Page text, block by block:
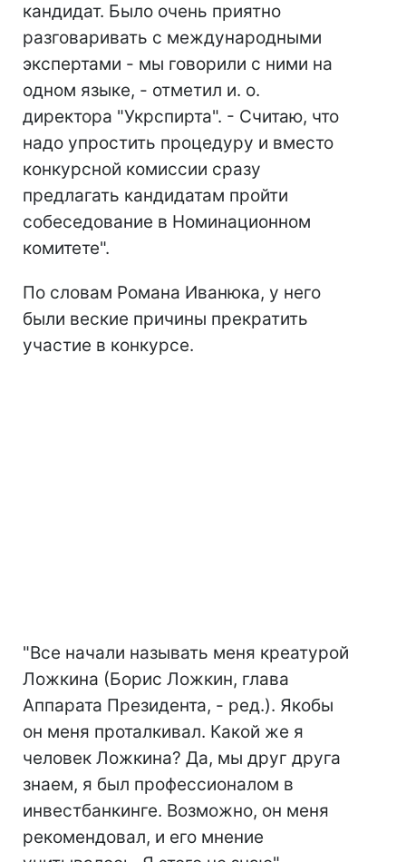
кандидат. Было очень приятно
разговаривать с международными
экспертами - мы говорили с ними на
одном языке, - отметил и. о.
директора "Укрспирта". - Считаю, что
надо упростить процедуру и вместо
конкурсной комиссии сразу
предлагать кандидатам пройти
собеседование в Номинационном
комитете".
По словам Романа Иванюка, у него
были веские причины прекратить
участие в конкурсе.
"Все начали называть меня креатурой
Ложкина (Борис Ложкин, глава
Аппарата Президента, - ред.). Якобы
он меня проталкивал. Какой же я
человек Ложкина? Да, мы друг друга
знаем, я был профессионалом в
инвестбанкинге. Возможно, он меня
рекомендовал, и его мнение